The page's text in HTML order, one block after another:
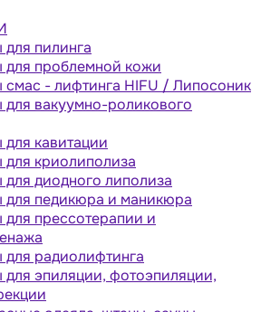
пилинга
для проблемной кожи
cмас - лифтинга HIFU / Липосоник
для вакуумно-роликового
кавитации
для криолиполиза
для диодного липолиза
для педикюра и маникюра
для прессотерапии и
для радиолифтинга
для эпиляции, фотоэпиляции,